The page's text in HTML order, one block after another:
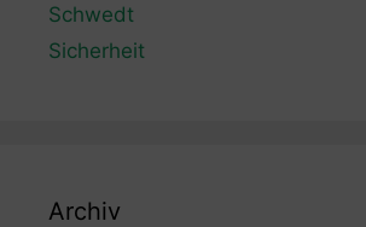
Schwedt
Sicherheit
Archiv